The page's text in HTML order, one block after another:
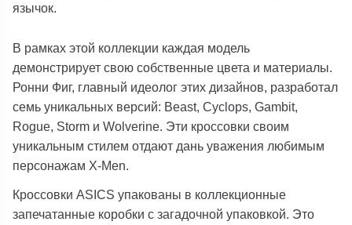
язычок.
В рамках этой коллекции каждая модель
демонстрирует свою собственные цвета и материалы.
Ронни Фиг, главный идеолог этих дизайнов, разработал
семь уникальных версий: Beast, Cyclops, Gambit,
Rogue, Storm и Wolverine. Эти кроссовки своим
уникальным стилем отдают дань уважения любимым
персонажам X-Men.
Кроссовки ASICS упакованы в коллекционные
запечатанные коробки с загадочной упаковкой. Это